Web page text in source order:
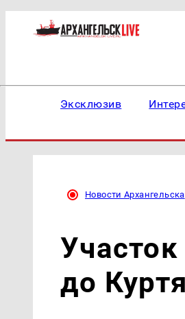
Эксклюзив
Новости Архангельска
до